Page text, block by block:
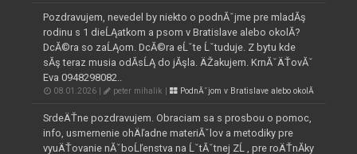
Pozdravujem, nevedel by niekto o podnĂˇjme pre mladĂş
rodinu s 1 dieĹĄatkom a psom v Bratislave alebo okolĂ­?
DcĂ©ra so zaĹĄom. DcĂ©ra eĹˇte Ĺˇtuduje. Z bytu kde
sĂş teraz musia odĂ­sĹĄ do jĂşla. ÄŽakujem. KrnĂˇÄŤovĂˇ
Eva 0948298082..
08.01.2026 | peter mihalik | PodnĂˇjom v Bratislave alebo okolĂ­
SrdeÄŤne pozdravujem. Obraciam sa s prosbou o pomoc,
info, usmernenie ohÄľadne materiĂˇlov a metodiky pre
vyuÄŤovanie nĂˇboĹľenstva na ĹˇtĂˇtnej ZĹ , pre roÄŤnĂ­ky